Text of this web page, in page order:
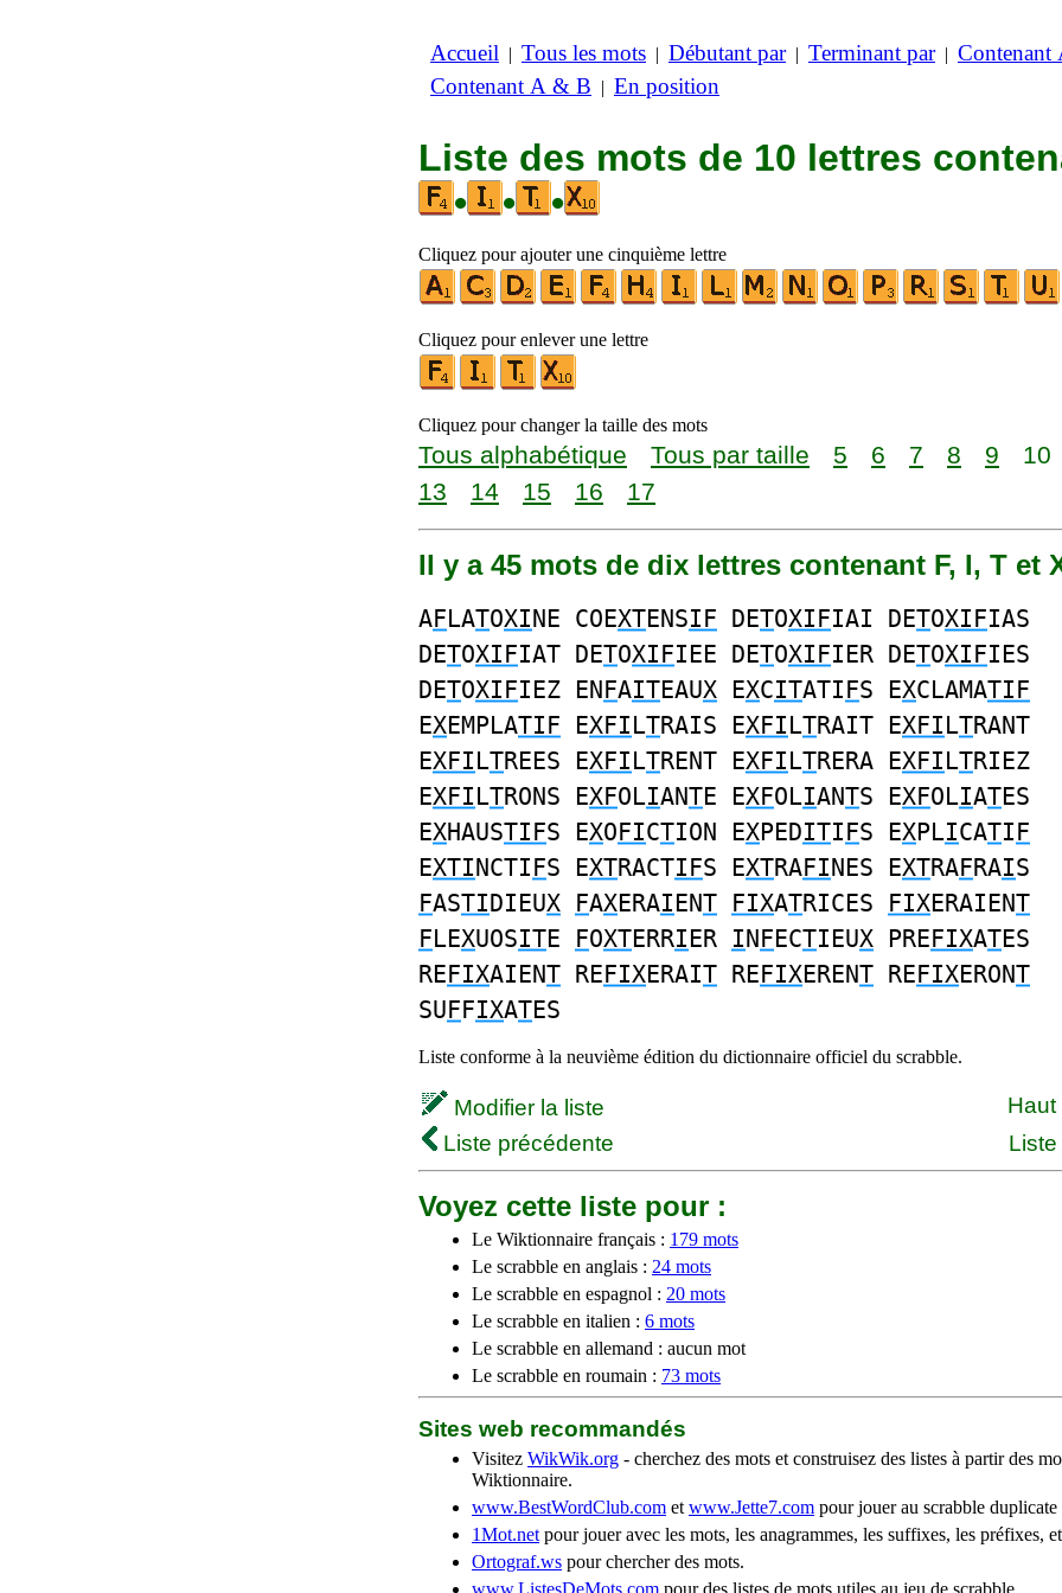
Accueil | Tous les mots | Débutant par| Terminant par| Contenant
Contenant A & B | En position
Liste des mots de 10 lettres
•
• •
Cliquez pour ajouter une cinquième lettre
Cliquez pour enlever une lettre
Cliquez pour changer la taille des mots
Tous alphabétique Tous par taille 5 6 7 8 9
10
13
14 15 16 17
Il y a 45 mots de dix lettres contenant F, I, T et
AFLATOXINE COEXTENSIF DETOXIFIAI DETOXIFIAS
DETOXIFIAT DETOXIFIEE DETOXIFIER DETOXIFIES
DETOXIFIEZ ENFAITEAUX EXCITATIFS EXCLAMATIF
EXEMPLATIF EXFILTRAIS EXFILTRAIT EXFILTRANT
EXFILTREES EXFILTRENT EXFILTRERA EXFILTRIEZ
EXFILTRONS EXFOLIANTE EXFOLIANTS EXFOLIATES
EXHAUSTIFS EXOFICTION EXPEDITIFS EXPLICATIF
EXTINCTIFS EXTRACTIFS EXTRAFINES EXTRAFRAIS
FASTIDIEUX FAXERAIENT FIXATRICES FIXERAIENT
FLEXUOSITE FOXTERRIER INFECTIEUX PREFIXATES
REFIXAIENT REFIXERAIT REFIXERENT REFIXERONT
SUFFIXATES
Liste conforme à la neuvième édition du dictionnaire officiel du scrabble.
Modifier la liste
Liste précédente
Voyez cette liste pour :
Le Wiktionnaire français : 179 mots
Le scrabble en anglais : 24 mots
Le scrabble en espagnol : 20 mots
Le scrabble en italien : 6 mots
Le scrabble en allemand : aucun mot
Le scrabble en roumain : 73 mots
Sites web recommandés
Visitez WikWik.org - cherchez des mots et construisez des listes à partir des
Wiktionnaire.
www.BestWordClub.com et www.Jette7.com pour jouer au scrabble
1Mot.net pour jouer avec les mots, les anagrammes, les suffixes, les préfixes,
Ortograf.ws pour chercher des mots.
www.ListesDeMots.com pour des listes de mots utiles au jeu de scrabble.